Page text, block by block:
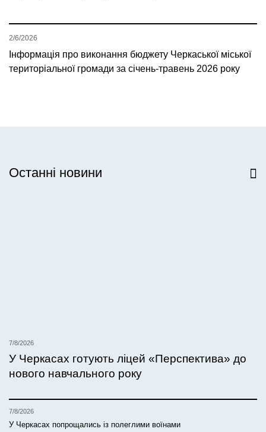
Інформація про виконання бюджету Черкаської міської
територіальної громади за січень-травень 2026 року
2/6/2026
Останні новини
7/8/2026
У Черкасах готують ліцей «Перспектива» до
нового навчального року
7/8/2026
У Черкасах попрощались із полеглими воїнами